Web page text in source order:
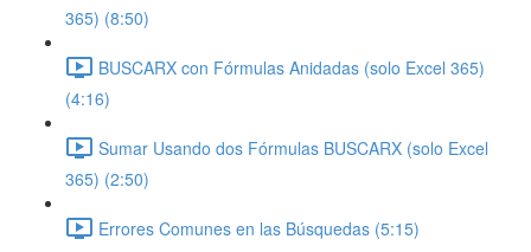
365) (8:50)
BUSCARX con Fórmulas Anidadas (solo Excel 365)
(4:16)
Sumar Usando dos Fórmulas BUSCARX (solo Excel
365) (2:50)
Errores Comunes en las Búsquedas (5:15)